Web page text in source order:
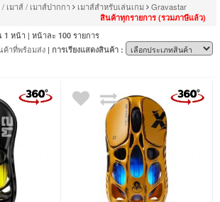
เมาส์ / เมาส์ปากกา เมาส์สำหรับเล่นเกม Gravastar
สินค้าทุกรายการ (รวมภาษีแล้ว)
1 หน้า | หน้าละ 100 รายการ
ค้าที่พร้อมส่ง | การเรียงแสดงสินค้า :